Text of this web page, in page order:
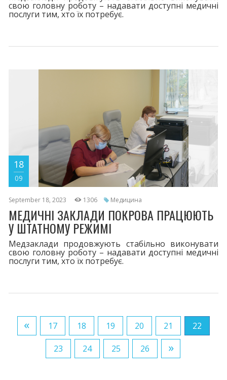
свою головну роботу – надавати доступні медичні
послуги тим, хто їх потребує.
18
09
September 18, 2023 1306 Медицина
МЕДИЧНІ ЗАКЛАДИ ПОКРОВА ПРАЦЮЮТЬ
У ШТАТНОМУ РЕЖИМІ
Медзаклади продовжують стабільно виконувати
свою головну роботу – надавати доступні медичні
послуги тим, хто їх потребує.
« 17 18 19 20 21 22
23 24 25 26 »